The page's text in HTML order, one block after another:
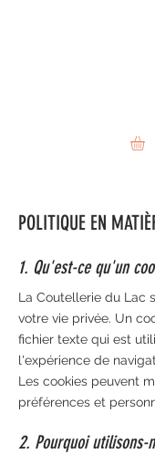
POLITIQUE EN
1. Qu'est-ce qu'un
La Coutellerie du Lac
votre vie privée. Un
fichier texte qui est
l'expérience de
Les cookies peuvent
préférences et
2. Pourquoi utilisons-